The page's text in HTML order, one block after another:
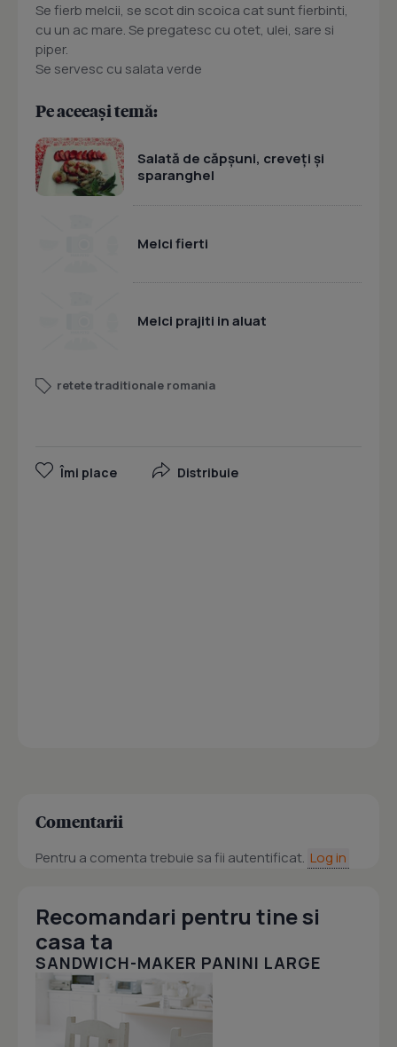
Se fierb melcii, se scot din scoica cat sunt fierbinti,
cu un ac mare. Se pregatesc cu otet, ulei, sare si
piper.
Se servesc cu salata verde
Pe aceeași temă:
Salată de căpșuni, creveți și
sparanghel
Melci fierti
Melci prajiti in aluat
retete traditionale romania
Îmi place Distribuie
Comentarii
Pentru a comenta trebuie sa fii autentificat. Log in
Recomandari pentru tine si
casa ta
SANDWICH-MAKER PANINI LARGE